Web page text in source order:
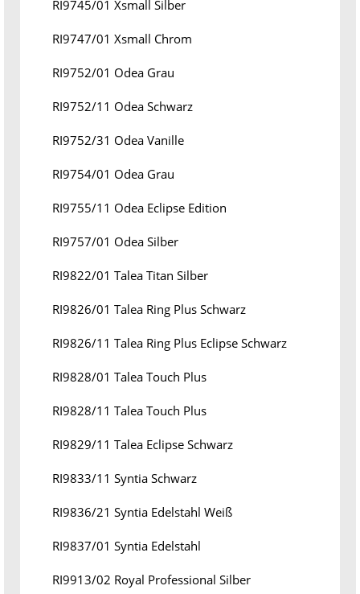
RI9745/01 Xsmall Silber
RI9747/01 Xsmall Chrom
RI9752/01 Odea Grau
RI9752/11 Odea Schwarz
RI9752/31 Odea Vanille
RI9754/01 Odea Grau
RI9755/11 Odea Eclipse Edition
RI9757/01 Odea Silber
RI9822/01 Talea Titan Silber
RI9826/01 Talea Ring Plus Schwarz
RI9826/11 Talea Ring Plus Eclipse Schwarz
RI9828/01 Talea Touch Plus
RI9828/11 Talea Touch Plus
RI9829/11 Talea Eclipse Schwarz
RI9833/11 Syntia Schwarz
RI9836/21 Syntia Edelstahl Weiß
RI9837/01 Syntia Edelstahl
RI9913/02 Royal Professional Silber